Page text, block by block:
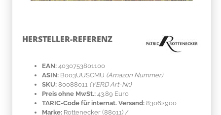
HERSTELLER-REFERENZ
EAN: 4030753801100
ASIN: B003UUSCMU (Amazon Nummer)
SKU: 80088011 (YERD Art-Nr.)
Preis ohne MwSt.: 43.89 Euro
TARIC-Code für internat. Versand: 83062900
Marke: Rottenecker (88011) /